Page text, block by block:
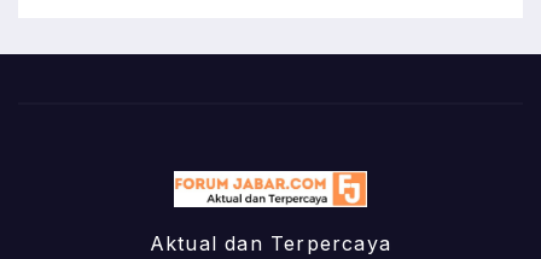
Aktual dan Terpercaya